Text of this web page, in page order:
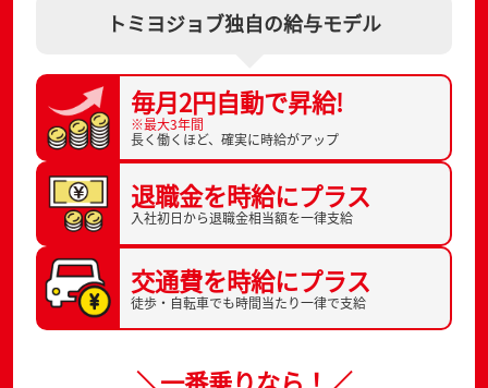
トミヨジョブ独自の給与モデル
毎月2円自動で昇給!
※最大3年間
長く働くほど、 確実に時給がアップ
退職金を時給にプラス
入社初日から退職金相当額を一律支給
交通費を時給にプラス
徒歩・自転車でも時間当たり一律で支給